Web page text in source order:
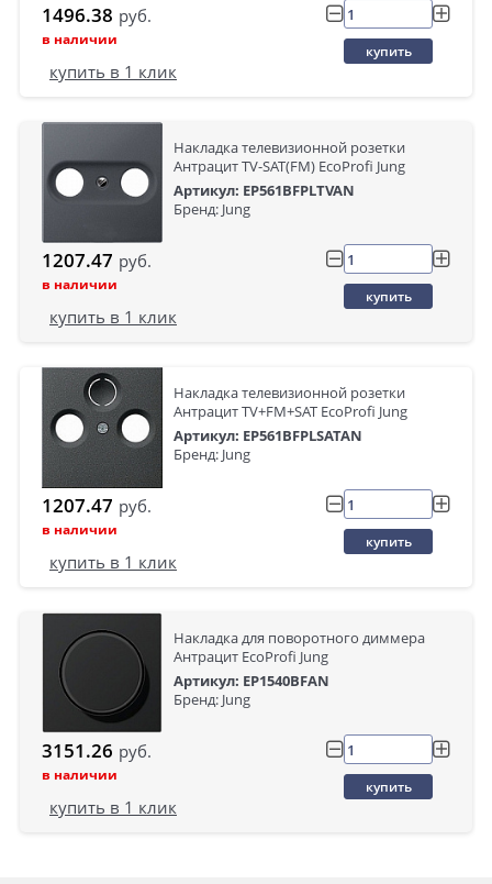
1496.38 руб.
в наличии
купить
купить в 1 клик
Накладка телевизионной розетки
Антрацит TV-SAT(FM) EcoProfi Jung
Артикул: EP561BFPLTVAN
Бренд: Jung
1207.47 руб.
в наличии
купить
купить в 1 клик
Накладка телевизионной розетки
Антрацит TV+FM+SAT EcoProfi Jung
Артикул: EP561BFPLSATAN
Бренд: Jung
1207.47 руб.
в наличии
купить
купить в 1 клик
Накладка для поворотного диммера
Антрацит EcoProfi Jung
Артикул: EP1540BFAN
Бренд: Jung
3151.26 руб.
в наличии
купить
купить в 1 клик